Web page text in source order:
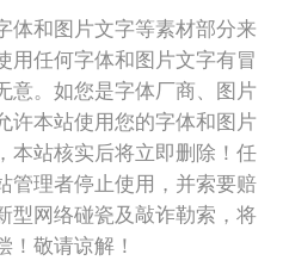
体和图片文字等素材部分来
用任何字体和图片文字有冒
意。如您是字体厂商、图片
许本站使用您的字体和图片
本站核实后将立即删除！任
管理者停止使用，并索要赔
型网络碰瓷及敲诈勒索，将
！敬请谅解！